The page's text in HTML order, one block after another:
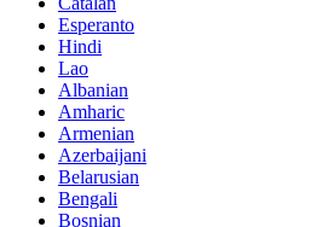
Esperanto
Hindi
Lao
Albanian
Amharic
Armenian
Azerbaijani
Belarusian
Bengali
Bosnian